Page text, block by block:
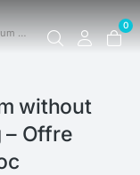
0
…
without
Offre